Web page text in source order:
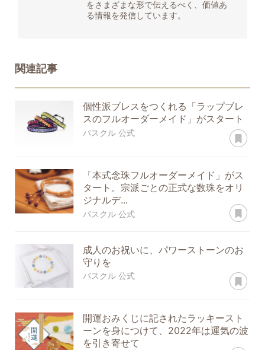
をさまざまな形で伝えるべく、価値あ
る情報を発信しています。
関連記事
個性派ブレスをつくれる「ラップブレ
スのフルオーダーメイド」がスタート
パスクル 公式
「本式念珠フルオーダーメイド」がス
タート。宗派ごとの正式な数珠をオリ
ジナルデ...
パスクル 公式
成人のお祝いに、パワーストーンのお
守りを
パスクル 公式
開運おみくじに記されたラッキースト
ーンを身につけて、2022年は運気の波
を引き寄せて